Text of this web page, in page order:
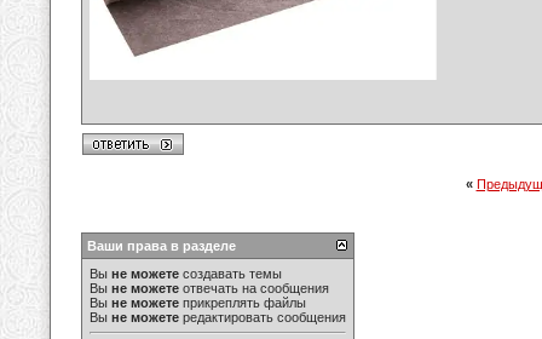
«
Ваши права в разделе
Вы не можете создавать темы
Вы не можете отвечать на сообщения
Вы не можете прикреплять файлы
Вы не можете редактировать сообщения